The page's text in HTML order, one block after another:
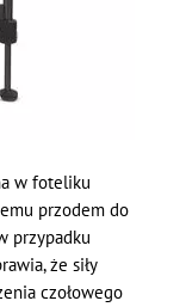
w foteliku
przodem do
przypadku
że siły
czołowego